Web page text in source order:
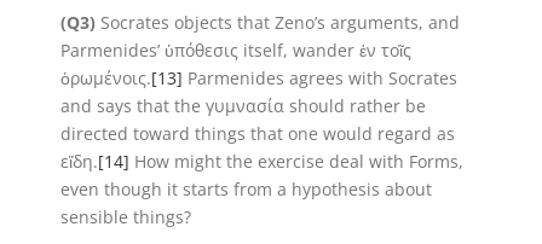
(Q3) Socrates objects that Zeno’s arguments, and
Parmenides’ ὑπόθεσις itself, wander ἐν τοῖς
ὁρωμένοις.[13] Parmenides agrees with Socrates
and says that the γυμνασία should rather be
directed toward things that one would regard as
εἴδη.[14] How might the exercise deal with Forms,
even though it starts from a hypothesis about
sensible things?